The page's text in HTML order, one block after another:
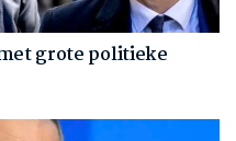
grote politieke